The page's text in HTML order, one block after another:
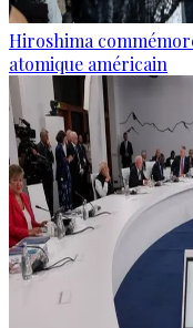
Hiroshima
atomique américain